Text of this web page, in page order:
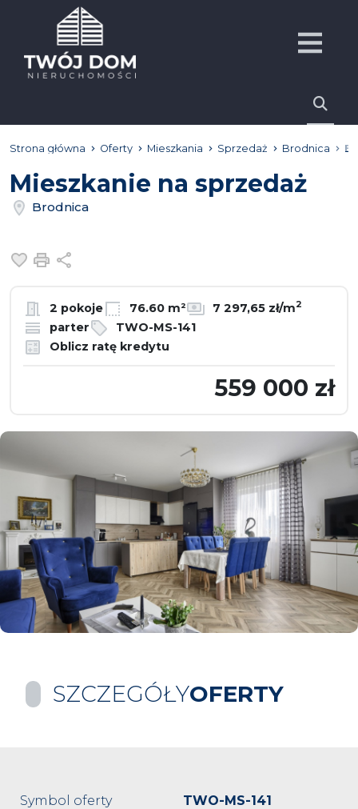
Strona główna Oferty Mieszkania Sprzedaż Brodnica
Mieszkanie na sprzedaż
Brodnica
Dodaj do ulubionych
Drukuj
2 pokoje 76.60 m² 7 297,65 zł/m2
parter
TWO-MS-141
Oblicz ratę kredytu
559 000 zł
SZCZEGÓŁYOFERTY
Symbol oferty
TWO-MS-141